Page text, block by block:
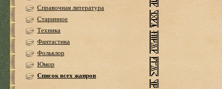
Справочная литература
Старинное
Техника
Фантастика
Фольклор
Юмор
Список всех жанров